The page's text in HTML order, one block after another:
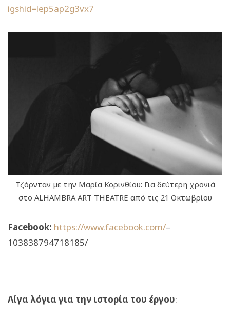
igshid=lep5ap2g3vx7
Τζόρνταν με την Μαρία Κορινθίου: Για δεύτερη χρονιά
στο ALHAMBRA ART THEATRE από τις 21 Οκτωβρίου
Facebook: https://www.facebook.com/–
103838794718185/
Λίγα λόγια για την ιστορία του έργου: